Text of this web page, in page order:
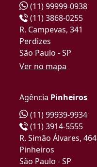
(11) 99999-0938
(11) 3868-0255
R. Campevas, 341
Perdizes
São Paulo - SP
Ver no mapa
Agência Pinheiros
(11) 99939-9934
(11) 3914-5555
R. Simão Álvares, 464
Pinheiros
São Paulo - SP